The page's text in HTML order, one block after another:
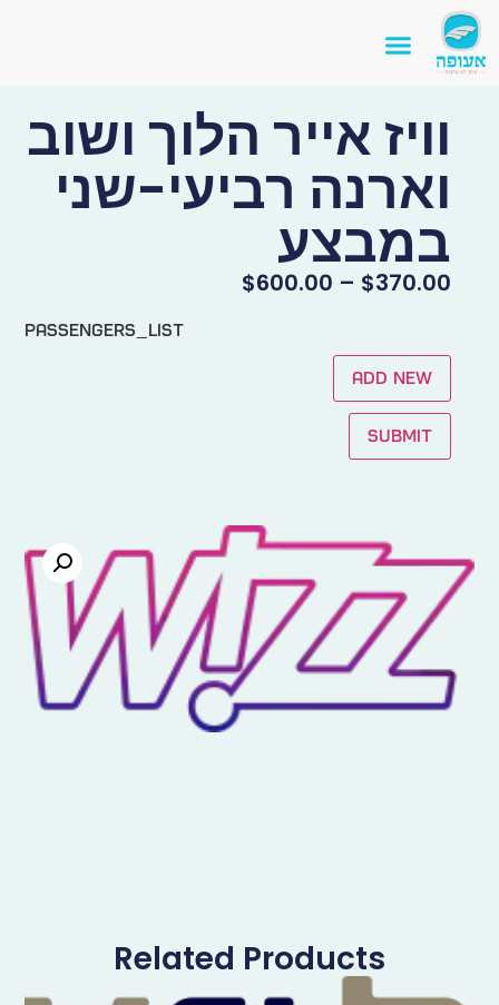
וויז אייר הלוך ושוב
וארנה רביעי-שני
במבצע
$370.00
–
$600.00
passengers_list
Add new
Submit
Related Products